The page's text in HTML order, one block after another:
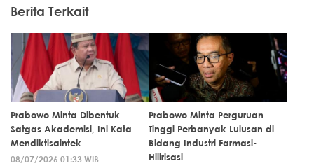
Berita Terkait
Prabowo Minta Dibentuk
Satgas Akademisi, Ini Kata
Mendiktisaintek
08/07/2026 01:33 WIB
Prabowo Minta Perguruan
Tinggi Perbanyak Lulusan di
Bidang Industri Farmasi-
Hilirisasi